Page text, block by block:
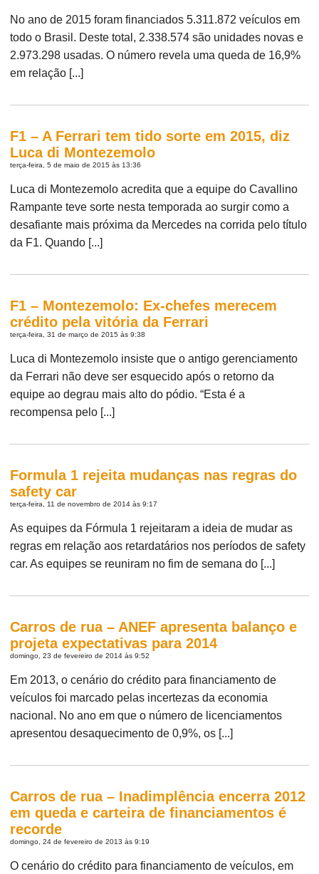
No ano de 2015 foram financiados 5.311.872 veículos em
todo o Brasil. Deste total, 2.338.574 são unidades novas e
2.973.298 usadas. O número revela uma queda de 16,9%
em relação [...]
F1 – A Ferrari tem tido sorte em 2015, diz
Luca di Montezemolo
terça-feira, 5 de maio de 2015 às 13:36
Luca di Montezemolo acredita que a equipe do Cavallino
Rampante teve sorte nesta temporada ao surgir como a
desafiante mais próxima da Mercedes na corrida pelo título
da F1. Quando [...]
F1 – Montezemolo: Ex-chefes merecem
crédito pela vitória da Ferrari
terça-feira, 31 de março de 2015 às 9:38
Luca di Montezemolo insiste que o antigo gerenciamento
da Ferrari não deve ser esquecido após o retorno da
equipe ao degrau mais alto do pódio. “Esta é a
recompensa pelo [...]
Formula 1 rejeita mudanças nas regras do
safety car
terça-feira, 11 de novembro de 2014 às 9:17
As equipes da Fórmula 1 rejeitaram a ideia de mudar as
regras em relação aos retardatários nos períodos de safety
car. As equipes se reuniram no fim de semana do [...]
Carros de rua – ANEF apresenta balanço e
projeta expectativas para 2014
domingo, 23 de fevereiro de 2014 às 9:52
Em 2013, o cenário do crédito para financiamento de
veículos foi marcado pelas incertezas da economia
nacional. No ano em que o número de licenciamentos
apresentou desaquecimento de 0,9%, os [...]
Carros de rua – Inadimplência encerra 2012
em queda e carteira de financiamentos é
recorde
domingo, 24 de fevereiro de 2013 às 9:19
O cenário do crédito para financiamento de veículos, em